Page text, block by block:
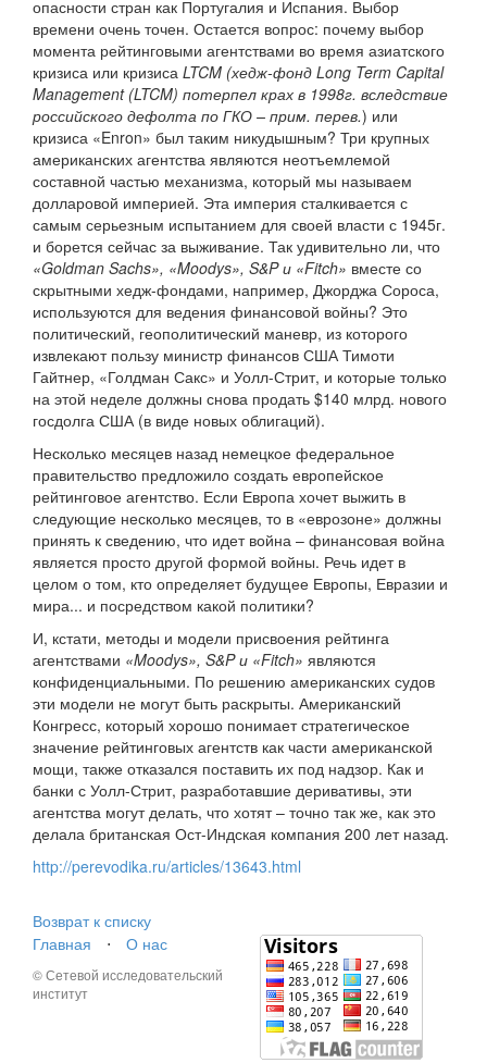
опасности стран как Португалия и Испания. Выбор
времени очень точен. Остается вопрос: почему выбор
момента рейтинговыми агентствами во время азиатского
кризиса или кризиса LTCM (хедж-фонд Long Term Capital
Management (LTCM) потерпел крах в 1998г. вследствие
российского дефолта по ГКО – прим. перев.) или
кризиса «Enron» был таким никудышным? Три крупных
американских агентства являются неотъемлемой
составной частью механизма, который мы называем
долларовой империей. Эта империя сталкивается с
самым серьезным испытанием для своей власти с 1945г.
и борется сейчас за выживание. Так удивительно ли, что
«Goldman Sachs», «Moodys», S&P и «Fitch» вместе со
скрытными хедж-фондами, например, Джорджа Сороса,
используются для ведения финансовой войны? Это
политический, геополитический маневр, из которого
извлекают пользу министр финансов США Тимоти
Гайтнер, «Голдман Сакс» и Уолл-Стрит, и которые только
на этой неделе должны снова продать $140 млрд. нового
госдолга США (в виде новых облигаций).
Несколько месяцев назад немецкое федеральное
правительство предложило создать европейское
рейтинговое агентство. Если Европа хочет выжить в
следующие несколько месяцев, то в «еврозоне» должны
принять к сведению, что идет война – финансовая война
является просто другой формой войны. Речь идет в
целом о том, кто определяет будущее Европы, Евразии и
мира... и посредством какой политики?
И, кстати, методы и модели присвоения рейтинга
агентствами «Moodys», S&P и «Fitch» являются
конфиденциальными. По решению американских судов
эти модели не могут быть раскрыты. Американский
Конгресс, который хорошо понимает стратегическое
значение рейтинговых агентств как части американской
мощи, также отказался поставить их под надзор. Как и
банки с Уолл-Стрит, разработавшие деривативы, эти
агентства могут делать, что хотят – точно так же, как это
делала британская Ост-Индская компания 200 лет назад.
http://perevodika.ru/articles/13643.html
Возврат к списку
Главная
⋅ О нас
© Сетевой исследовательский
институт